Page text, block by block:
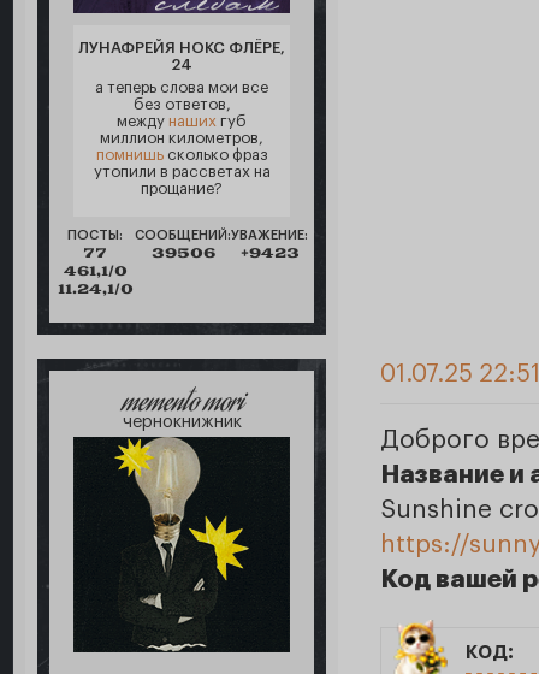
ЛУНАФРЕЙЯ НОКС ФЛЁРЕ,
24
а теперь слова мои все
без ответов,
между наших губ
миллион километров,
помнишьсколько фраз
утопили в рассветах на
прощание?
ПОСТЫ:
77
461,1/0
11.24,1/0
СООБЩЕНИЙ:
39506
УВАЖЕНИЕ:
+9423
memento mori
чернокнижник
01.07.25
Доброго
Название
Sunshine
https://
Код вашей
код: